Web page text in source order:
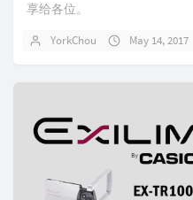
享给各位。
YorkChou May 14, 2017